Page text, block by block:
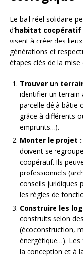
Le bail réel solidaire
d’habitat coopératif
visent à créer des
générations et
étapes clés de la mise
Trouver un
identifier un terrain
parcelle déjà bâtie
grâce à différents
emprunts…).
Monter le projet :
doivent se
coopératif. Ils
professionnels
conseils juridiques
les règles de
Construire les
construits selon
(écoconstruction,
énergétique…). Les
la conception et à